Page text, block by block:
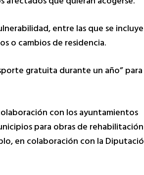
entre las que se incluye
o cambios de residencia.
gratuita durante un año” para
con los ayuntamientos
para obras de rehabilitación
en colaboración con la Diputació